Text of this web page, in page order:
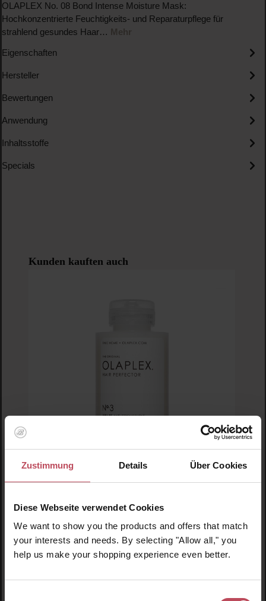
Zustimmung Details Über Cookies
Diese Webseite verwendet Cookies
We want to show you the products and offers that match
your interests and needs. By selecting "Allow all," you
help us make your shopping experience even better.
OLAPLEX No. 08 Bond Intense Moisture Mask:
Hochkonzentrierte Feuchtigkeits- und Reparaturpflege für
strahlend gesundes Haar… Mehr
Eigenschaften
Hersteller
Bewertungen
Anwendung
Inhaltsstoffe
Specials
Produktgalerie überspringen
Kunden kauften auch
OLAPLEX
Haarkur